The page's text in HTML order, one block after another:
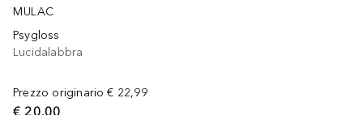
MULAC
Psygloss
Lucidalabbra
Prezzo originario € 22,99
€ 20,00